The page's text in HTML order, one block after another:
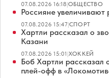
07.08.2026 16:18|ОБЩЕСТВО
Россияне
07.08.2026 15:47|СПОРТ
Хартли рассказал о
Казани
07.08.2026 15:01|ХОККЕЙ
Боб Хартли рассказал
плей-офф в